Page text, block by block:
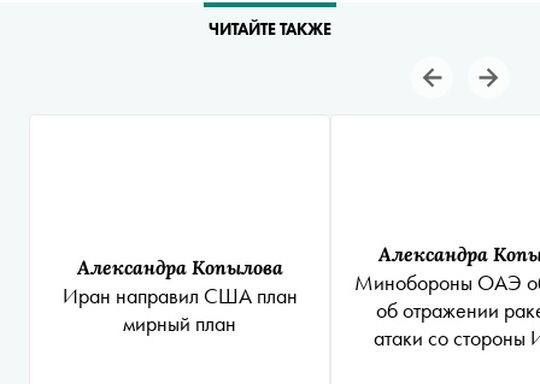
ЧИТАЙТЕ ТАКЖЕ
Александра Копылова
Иран направил США план
мирный план
Александра
Минобороны ОАЭ
об отражении
атаки со стороны